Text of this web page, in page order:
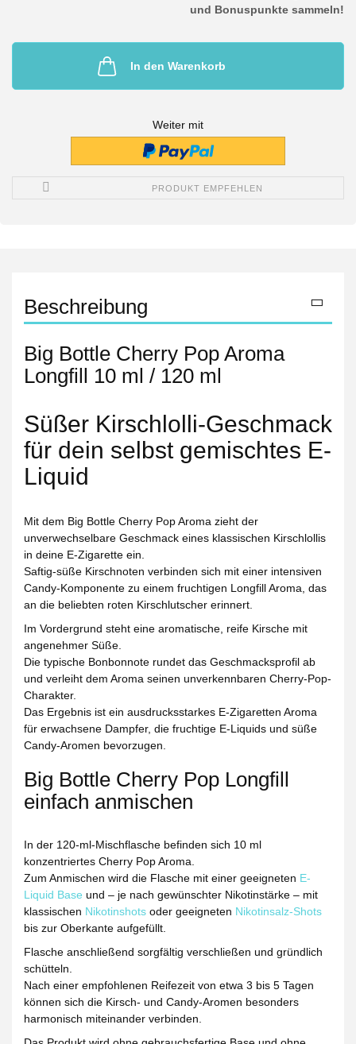
und Bonuspunkte sammeln!
In den Warenkorb
Weiter mit
PRODUKT EMPFEHLEN
Beschreibung
Big Bottle Cherry Pop Aroma
Longfill 10 ml / 120 ml
Süßer Kirschlolli-Geschmack
für dein selbst gemischtes E-
Liquid
Mit dem Big Bottle Cherry Pop Aroma zieht der
unverwechselbare Geschmack eines klassischen Kirschlollis
in deine E-Zigarette ein.
Saftig-süße Kirschnoten verbinden sich mit einer intensiven
Candy-Komponente zu einem fruchtigen Longfill Aroma, das
an die beliebten roten Kirschlutscher erinnert.
Im Vordergrund steht eine aromatische, reife Kirsche mit
angenehmer Süße.
Die typische Bonbonnote rundet das Geschmacksprofil ab
und verleiht dem Aroma seinen unverkennbaren Cherry-Pop-
Charakter.
Das Ergebnis ist ein ausdrucksstarkes E-Zigaretten Aroma
für erwachsene Dampfer, die fruchtige E-Liquids und süße
Candy-Aromen bevorzugen.
Big Bottle Cherry Pop Longfill
einfach anmischen
In der 120-ml-Mischflasche befinden sich 10 ml
konzentriertes Cherry Pop Aroma.
Zum Anmischen wird die Flasche mit einer geeigneten E-
Liquid Base und – je nach gewünschter Nikotinstärke – mit
klassischen Nikotinshots oder geeigneten Nikotinsalz-Shots
bis zur Oberkante aufgefüllt.
Flasche anschließend sorgfältig verschließen und gründlich
schütteln.
Nach einer empfohlenen Reifezeit von etwa 3 bis 5 Tagen
können sich die Kirsch- und Candy-Aromen besonders
harmonisch miteinander verbinden.